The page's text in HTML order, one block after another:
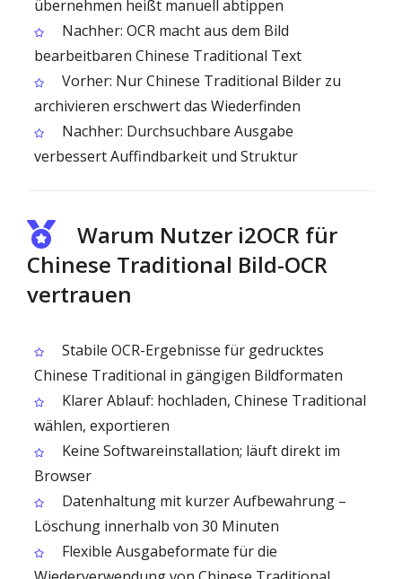
übernehmen heißt manuell abtippen
Nachher: OCR macht aus dem Bild
bearbeitbaren Chinese Traditional Text
Vorher: Nur Chinese Traditional Bilder zu
archivieren erschwert das Wiederfinden
Nachher: Durchsuchbare Ausgabe
verbessert Auffindbarkeit und Struktur
Warum Nutzer i2OCR für
Chinese Traditional Bild-OCR
vertrauen
Stabile OCR-Ergebnisse für gedrucktes
Chinese Traditional in gängigen Bildformaten
Klarer Ablauf: hochladen, Chinese Traditional
wählen, exportieren
Keine Softwareinstallation; läuft direkt im
Browser
Datenhaltung mit kurzer Aufbewahrung –
Löschung innerhalb von 30 Minuten
Flexible Ausgabeformate für die